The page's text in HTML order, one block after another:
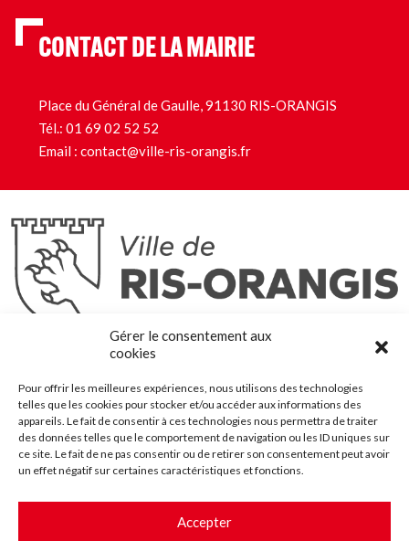
Gérer le consentement aux
cookies
Pour offrir les meilleures expériences, nous utilisons des technologies
telles que les cookies pour stocker et/ou accéder aux informations des
appareils. Le fait de consentir à ces technologies nous permettra de traiter
des données telles que le comportement de navigation ou les ID uniques sur
ce site. Le fait de ne pas consentir ou de retirer son consentement peut avoir
un effet négatif sur certaines caractéristiques et fonctions.
Accepter
CONTACT DE LA MAIRIE
Place du Général de Gaulle, 91130 RIS-ORANGIS
Tél.: 01 69 02 52 52
Email : contact@ville-ris-orangis.fr
Ris-Orangis
@2022 — Tous droits réservés
Plan du site
Contact
Accessibilité
Crédits
Les marchés publics
Suggestions & Améliorations